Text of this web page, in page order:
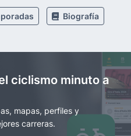
Biografía
ciclismo minuto a
mapas, perfiles y
carreras.